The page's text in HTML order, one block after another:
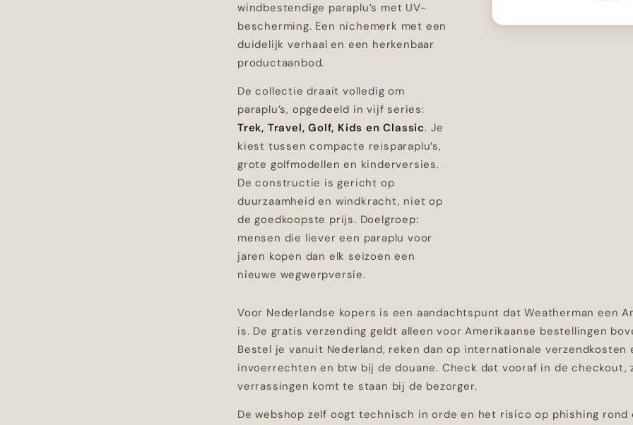
windbestendige paraplu’s met UV-
bescherming. Een nichemerk met een
duidelijk verhaal en een herkenbaar
productaanbod.
De collectie draait volledig om
paraplu’s, opgedeeld in vijf series:
Trek, Travel, Golf, Kids en Classic. Je
kiest tussen compacte reisparaplu’s,
grote golfmodellen en kinderversies.
De constructie is gericht op
duurzaamheid en windkracht, niet op
de goedkoopste prijs. Doelgroep:
mensen die liever een paraplu voor
jaren kopen dan elk seizoen een
nieuwe wegwerpversie.
Voor Nederlandse kopers is een aandachtspunt dat Weatherman een
is. De gratis verzending geldt alleen voor Amerikaanse bestellingen
Bestel je vanuit Nederland, reken dan op internationale verzendkosten
invoerrechten en btw bij de douane. Check dat vooraf in de checkout,
verrassingen komt te staan bij de bezorger.
De webshop zelf oogt technisch in orde en het risico op phishing rond